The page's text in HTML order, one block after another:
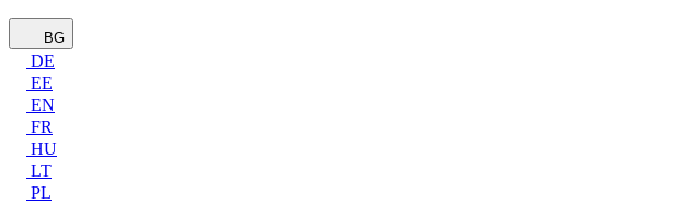
BG
DE
EE
EN
FR
HU
LT
PL